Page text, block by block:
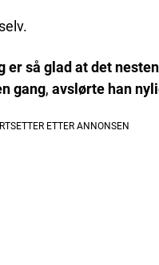
er så glad at det
gang, avslørte han